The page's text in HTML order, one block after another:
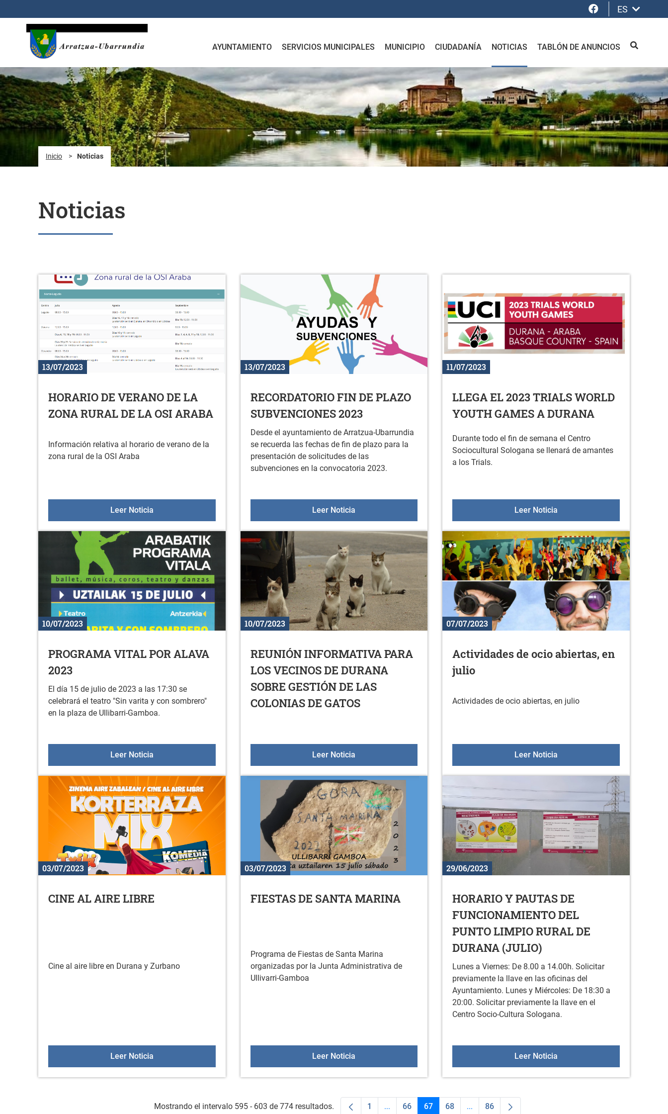
Facebook
ES
AYUNTAMIENTO SERVICIOS MUNICIPALES MUNICIPIO CIUDADANÍA NOTICIAS TABLÓN DE ANUNCIOS BUSCAR
Inicio > Noticias
Noticias
13/07/2023
HORARIO DE VERANO DE LA
ZONA RURAL DE LA OSI ARABA
Información relativa al horario de verano de la
zona rural de la OSI Araba
Leer NoticiaHORARIO DE VERANO DE LA ZONA RURAL DE LA OSI ARABA
13/07/2023
RECORDATORIO FIN DE PLAZO
SUBVENCIONES 2023
Desde el ayuntamiento de Arratzua-Ubarrundia
se recuerda las fechas de fin de plazo para la
presentación de solicitudes de las
subvenciones en la convocatoria 2023.
Leer Noticia RECORDATORIO FIN DE PLAZO SUBVENCIONES 2023
11/07/2023
LLEGA EL 2023 TRIALS WORLD
YOUTH GAMES A DURANA
Durante todo el fin de semana el Centro
Sociocultural Sologana se llenará de amantes
a los Trials.
Leer Noticia
10/07/2023
PROGRAMA VITAL POR ALAVA
2023
El día 15 de julio de 2023 a las 17:30 se
celebrará el teatro "Sin varita y con sombrero"
en la plaza de Ullibarri-Gamboa.
Leer NoticiaPROGRAMA VITAL POR ALAVA 2023
10/07/2023
REUNIÓN INFORMATIVA PARA
LOS VECINOS DE DURANA
SOBRE GESTIÓN DE LAS
COLONIAS DE GATOS
Leer Noticia REUNIÓN INFORMATIVA PARA LOS VECINOS DE DURANA SOBRE GESTIÓN DE LAS
07/07/2023
Actividades de ocio abiertas, en
julio
Actividades de ocio abiertas, en julio
Leer Noticia
03/07/2023
CINE AL AIRE LIBRE
Cine al aire libre en Durana y Zurbano
Leer NoticiaCINE AL AIRE LIBRE
03/07/2023
FIESTAS DE SANTA MARINA
Programa de Fiestas de Santa Marina
organizadas por la Junta Administrativa de
Ullivarri-Gamboa
Leer Noticia
29/06/2023
HORARIO Y PAUTAS DE
FUNCIONAMIENTO DEL
PUNTO LIMPIO RURAL DE
DURANA (JULIO)
Lunes a Viernes: De 8.00 a 14.00h. Solicitar
previamente la llave en las oficinas del
Ayuntamiento. Lunes y Miércoles: De 18:30 a
20:00. Solicitar previamente la llave en el
Centro Socio-Cultura Sologana.
Leer Noticia
Mostrando el intervalo 595 - 603 de 774 resultados. Página
1 ...Páginas intermedias Use TAB para desplazarse.
Página
66 Página
67 Página
68 ...Páginas intermedias Use TAB para desplazarse.
Página
86